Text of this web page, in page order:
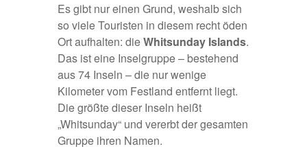
Es gibt nur einen Grund, weshalb sich
so viele Touristen in diesem recht öden
Ort aufhalten: dieWhitsunday Islands.
Das ist eine Inselgruppe – bestehend
aus 74 Inseln – die nur wenige
Kilometer vom Festland entfernt liegt.
Die größte dieser Inseln heißt
„Whitsunday“ und vererbt der gesamten
Gruppe ihren Namen.